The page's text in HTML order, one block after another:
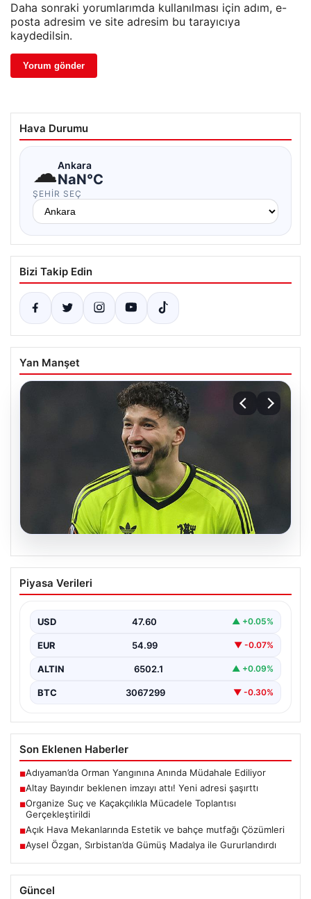
Daha sonraki yorumlarımda kullanılması için adım, e-
posta adresim ve site adresim bu tarayıcıya
kaydedilsin.
Hava Durumu
☁Ankara
NaN°C
ŞEHIR SEÇ
Bizi Takip Edin
Yan Manşet
Altay Bayındır beklenen imzayı attı!
Yeni adresi şaşırttı
Piyasa Verileri
USD 47.60 ▲ +0.05%
EUR 54.99 ▼ -0.07%
ALTIN 6502.1 ▲ +0.09%
BTC 3067299 ▼ -0.30%
Son Eklenen Haberler
■Adıyaman’da Orman Yangınına Anında Müdahale Ediliyor
■Altay Bayındır beklenen imzayı attı! Yeni adresi şaşırttı
■Organize Suç ve Kaçakçılıkla Mücadele Toplantısı
Gerçekleştirildi
■Açık Hava Mekanlarında Estetik ve bahçe mutfağı Çözümleri
■Aysel Özgan, Sırbistan’da Gümüş Madalya ile Gururlandırdı
Güncel